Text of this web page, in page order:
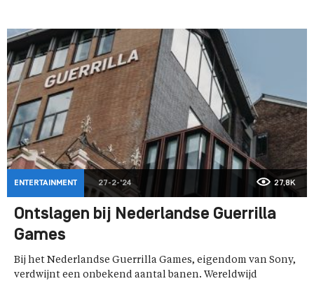
ENTERTAINMENT 27-2-'24 27,8K
Ontslagen bij Nederlandse Guerrilla
Games
Bij het Nederlandse Guerrilla Games, eigendom van Sony,
verdwijnt een onbekend aantal banen. Wereldwijd